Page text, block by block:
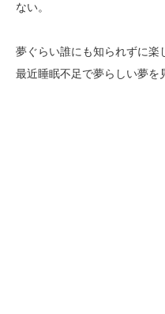
ない。
夢ぐらい誰にも知られずに楽
最近睡眠不足で夢らしい夢を